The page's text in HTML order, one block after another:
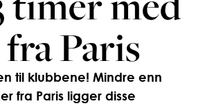
Paris
til klubbene! Mindre enn
fra Paris ligger disse